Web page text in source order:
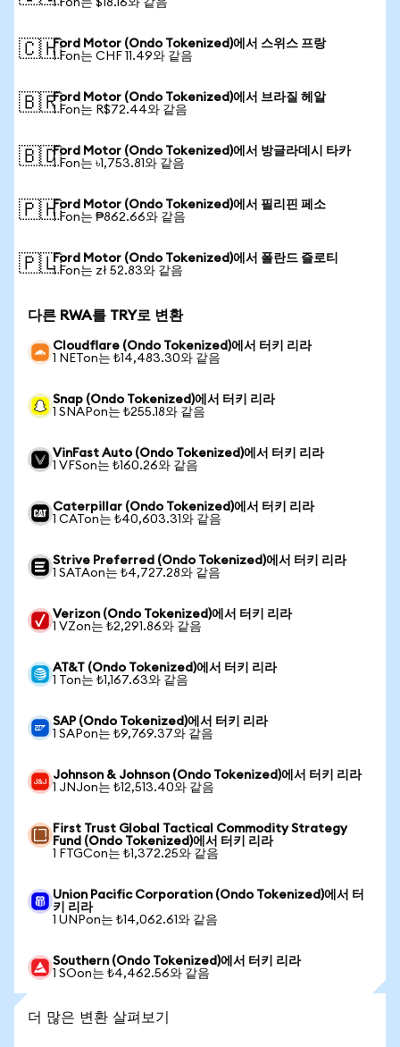
1 Fon는 $18.16와 같음
🇨🇭Ford Motor (Ondo Tokenized)에서 스위스 프랑
1 Fon는 CHF 11.49와 같음
🇧🇷Ford Motor (Ondo Tokenized)에서 브라질 헤알
1 Fon는 R$72.44와 같음
🇧🇩Ford Motor (Ondo Tokenized)에서 방글라데시 타카
1 Fon는 ৳1,753.81와 같음
🇵🇭Ford Motor (Ondo Tokenized)에서 필리핀 페소
1 Fon는 ₱862.66와 같음
🇵🇱Ford Motor (Ondo Tokenized)에서 폴란드 즐로티
1 Fon는 zł 52.83와 같음
다른 RWA를 TRY로 변환
Cloudflare (Ondo Tokenized)에서 터키 리라
1 NETon는 ₺14,483.30와 같음
Snap (Ondo Tokenized)에서 터키 리라
1 SNAPon는 ₺255.18와 같음
VinFast Auto (Ondo Tokenized)에서 터키 리라
1 VFSon는 ₺160.26와 같음
Caterpillar (Ondo Tokenized)에서 터키 리라
1 CATon는 ₺40,603.31와 같음
Strive Preferred (Ondo Tokenized)에서 터키 리라
1 SATAon는 ₺4,727.28와 같음
Verizon (Ondo Tokenized)에서 터키 리라
1 VZon는 ₺2,291.86와 같음
AT&T (Ondo Tokenized)에서 터키 리라
1 Ton는 ₺1,167.63와 같음
SAP (Ondo Tokenized)에서 터키 리라
1 SAPon는 ₺9,769.37와 같음
Johnson & Johnson (Ondo Tokenized)에서 터키 리라
1 JNJon는 ₺12,513.40와 같음
First Trust Global Tactical Commodity Strategy
Fund (Ondo Tokenized)에서 터키 리라
1 FTGCon는 ₺1,372.25와 같음
Union Pacific Corporation (Ondo Tokenized)에서 터
키 리라
1 UNPon는 ₺14,062.61와 같음
Southern (Ondo Tokenized)에서 터키 리라
1 SOon는 ₺4,462.56와 같음
더 많은 변환 살펴보기